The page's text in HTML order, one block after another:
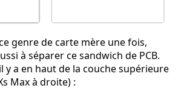
genre de carte mère une fois,
à séparer ce sandwich de PCB.
y a en haut de la couche supérieure
Max à droite) :